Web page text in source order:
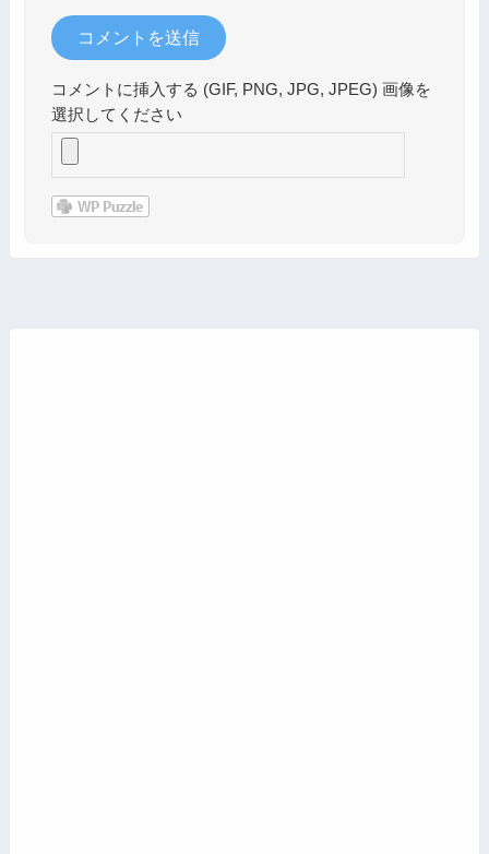
コメントに挿入する (GIF, PNG, JPG, JPEG) 画像を
選択してください